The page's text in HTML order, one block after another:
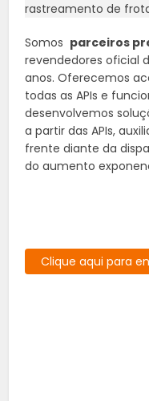
rastreamento de
Somos parceiros
revendedores oficial
anos. Oferecemos
todas as APIs e
desenvolvemos
a partir das APIs,
frente diante da
do aumento
Clique aqui para